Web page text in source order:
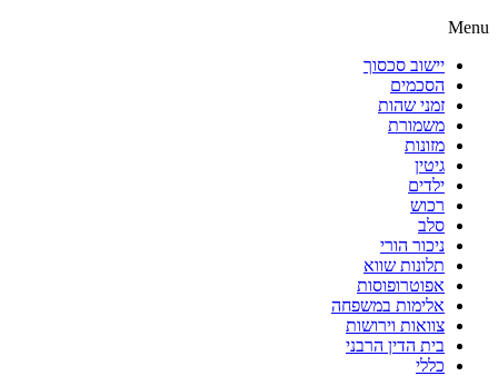
Menu
יישוב סכסוך
הסכמים
זמני שהות
משמורת
מזונות
גיטין
ילדים
רכוש
סלב
ניכור הורי
תלונות שווא
אפוטרופוסות
אלימות במשפחה
צוואות וירושות
בית הדין הרבני
כללי